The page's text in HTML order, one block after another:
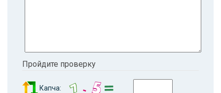
Пройдите проверку
Капча: